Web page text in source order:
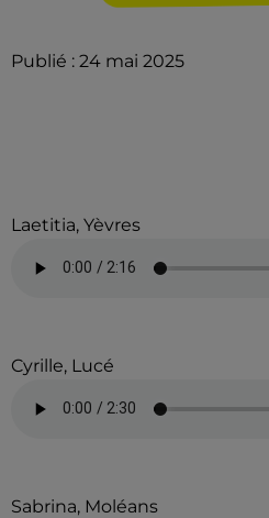
Publié : 24 mai 2025
Laetitia, Yèvres
Cyrille, Lucé
Sabrina, Moléans